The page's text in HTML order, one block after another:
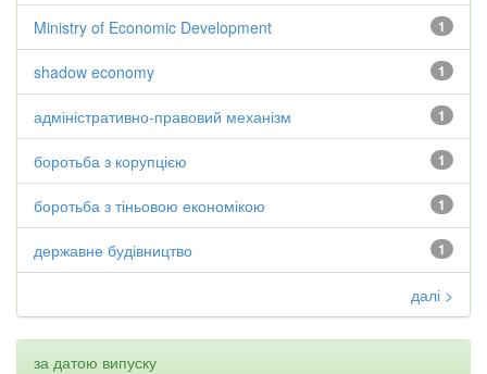
1
Ministry of Economic Development
1
shadow economy
1
адміністративно-правовий механізм
1
боротьба з корупцією
1
боротьба з тіньовою економікою
1
державне будівництво
далі >
за датою випуску